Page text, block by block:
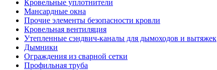
Кровельные уплотнители
Мансардные окна
Прочие элементы безопасности кровли
Кровельная вентиляция
Утепленные сэндвич-каналы для дымоходов и вытяжек
Дымники
Ограждения из сварной сетки
Профильная труба